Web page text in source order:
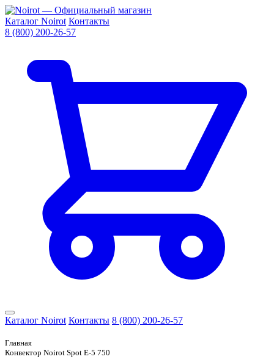
Каталог Noirot Контакты
8 (800) 200-26-57
Каталог Noirot Контакты 8 (800) 200-26-57
Главная
Конвектор Noirot Spot E-5 750